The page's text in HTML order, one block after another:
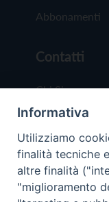
Abbonamenti
Contatti
Chi Siamo
Redazione
Scrivici
Informativa
Utilizziamo
finalità tecniche
altre finalità
"miglioramento